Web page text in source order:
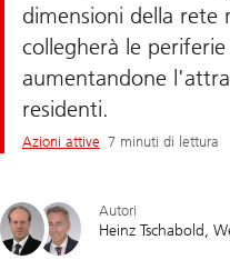
dimensioni della rete
collegherà le
aumentandone
residenti.
Azioni attive 7 minuti di lettura
Autori
Heinz Tschabold